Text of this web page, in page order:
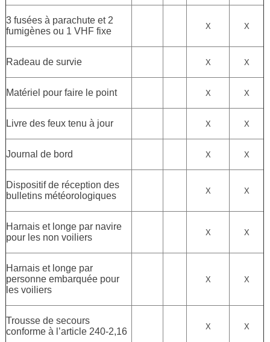
3 fusées à parachute et 2
fumigènes ou 1 VHF fixe
X X
Radeau de survie X X
Matériel pour faire le point X X
Livre des feux tenu à jour X X
Journal de bord X X
Dispositif de réception des
bulletins météorologiques
X X
Harnais et longe par navire
pour les non voiliers
X X
Harnais et longe par
personne embarquée pour
les voiliers
X X
Trousse de secours
conforme à l’article 240-2,16
X X